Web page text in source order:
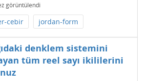
görüntülendi
cebir jordan-form
denklem sistemini
tüm reel sayı ikililerini